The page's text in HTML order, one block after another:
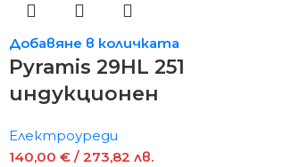
Добавяне в количката
Pyramis 29HL 251
индукционен
Електроуреди
140,00 € / 273,82 лв.